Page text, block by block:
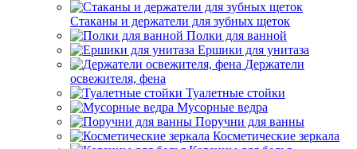
Стаканы и держатели для зубных щеток
Полки для ванной
Ершики для унитаза
Держатели
освежителя, фена
Туалетные стойки
Мусорные ведра
Поручни для ванны
Косметические зеркала